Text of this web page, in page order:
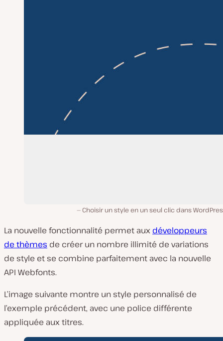
Choisir un style en un seul clic dans
La nouvelle fonctionnalité permet aux développeurs
de thèmes de créer un nombre illimité de variations
de style et se combine parfaitement avec la nouvelle
API Webfonts.
L’image suivante montre un style personnalisé de
l’exemple précédent, avec une police différente
appliquée aux titres.